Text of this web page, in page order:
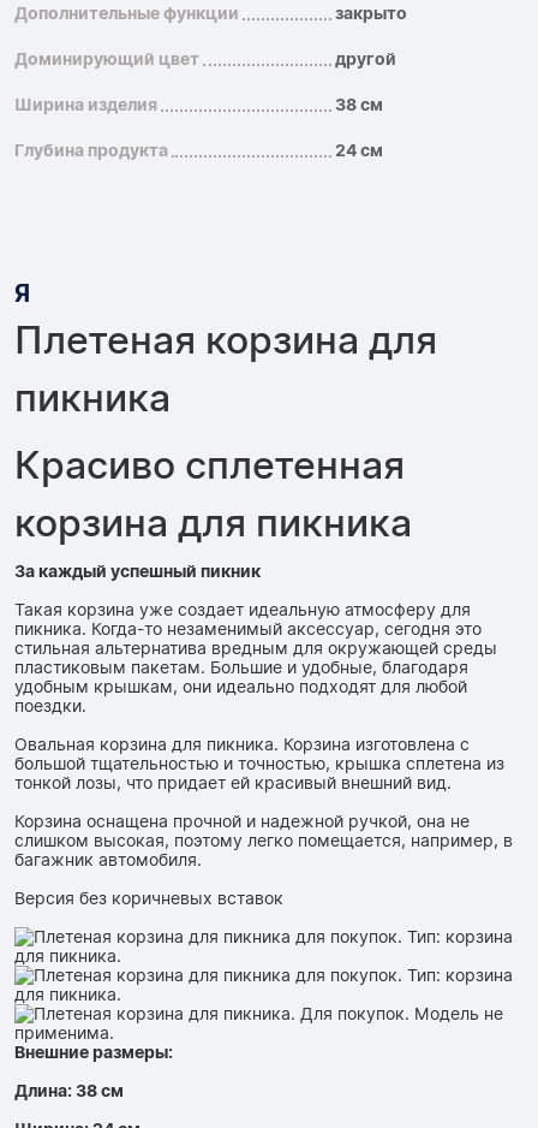
Дополнительные функции закрыто
Доминирующий цвет другой
Ширина изделия 38 см
Глубина продукта 24 см
Я
Плетеная корзина для
пикника
Красиво сплетенная
корзина для пикника
За каждый успешный пикник
Такая корзина уже создает идеальную атмосферу для
пикника. Когда-то незаменимый аксессуар, сегодня это
стильная альтернатива вредным для окружающей среды
пластиковым пакетам. Большие и удобные, благодаря
удобным крышкам, они идеально подходят для любой
поездки.
Овальная корзина для пикника. Корзина изготовлена ​​с
большой тщательностью и точностью, крышка сплетена из
тонкой лозы, что придает ей красивый внешний вид.
Корзина оснащена прочной и надежной ручкой, она не
слишком высокая, поэтому легко помещается, например, в
багажник автомобиля.
Версия без коричневых вставок
Внешние размеры:
Длина: 38 см